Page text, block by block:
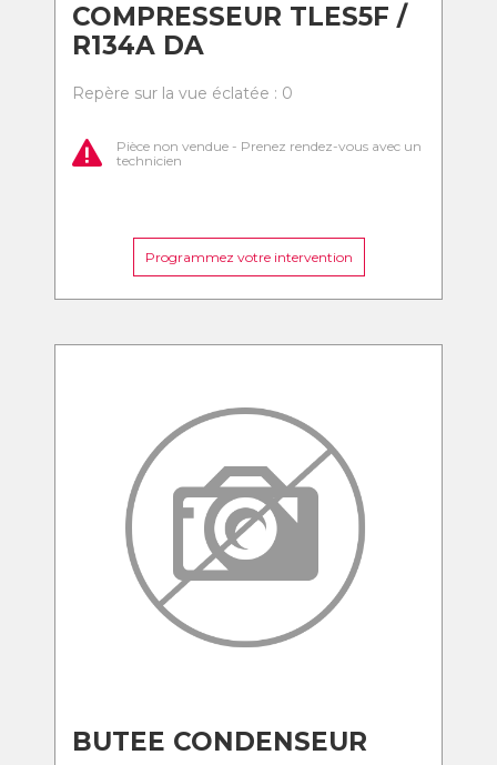
COMPRESSEUR TLES5F /
R134A DA
Repère sur la vue éclatée : 0
Pièce non vendue - Prenez rendez-vous avec un
technicien
Programmez votre intervention
BUTEE CONDENSEUR